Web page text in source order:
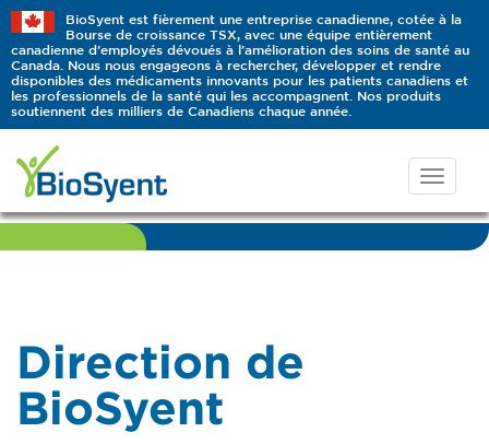
BioSyent est fièrement une entreprise canadienne, cotée à la
Bourse de croissance TSX, avec une équipe entièrement
canadienne d’employés dévoués à l’amélioration des soins de santé au
Canada. Nous nous engageons à rechercher, développer et rendre
disponibles des médicaments innovants pour les patients canadiens et
les professionnels de la santé qui les accompagnent. Nos produits
soutiennent des milliers de Canadiens chaque année.
Direction de
BioSyent